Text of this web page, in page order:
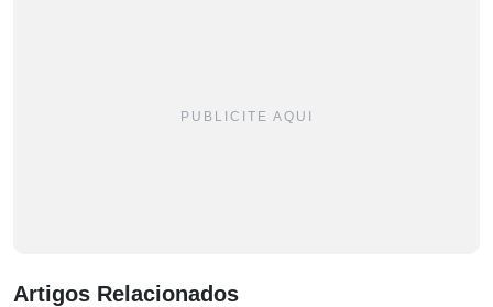
PUBLICITE AQUI
Artigos Relacionados